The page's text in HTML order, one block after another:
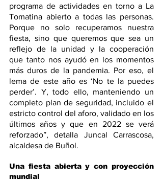
programa de actividades en torno a La
Tomatina abierto a todas las personas.
Porque no solo recuperamos nuestra
fiesta, sino que queremos que sea un
reflejo de la unidad y la cooperación
que tanto nos ayudó en los momentos
más duros de la pandemia. Por eso, el
lema de este año es ‘No te la puedes
perder’. Y, todo ello, manteniendo un
completo plan de seguridad, incluido el
estricto control del aforo, validado en los
últimos años y que en 2022 se verá
reforzado”, detalla Juncal Carrascosa,
alcaldesa de Buñol.
Una fiesta abierta y con proyección
mundial